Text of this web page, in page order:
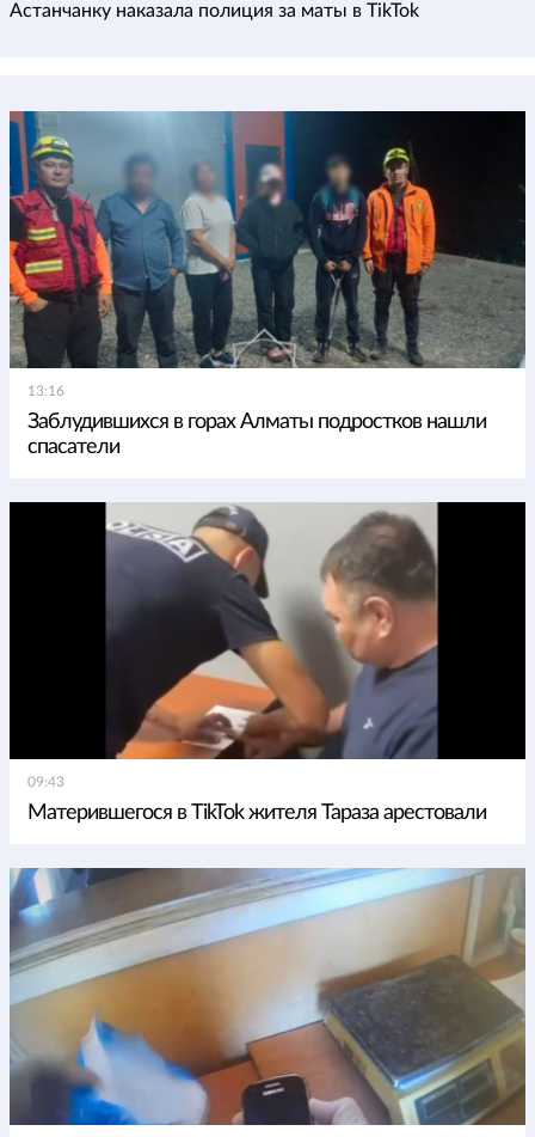
Астанчанку наказала полиция за маты в TikTok
13:16
Заблудившихся в горах Алматы подростков нашли
спасатели
09:43
Матерившегося в TikTok жителя Тараза арестовали